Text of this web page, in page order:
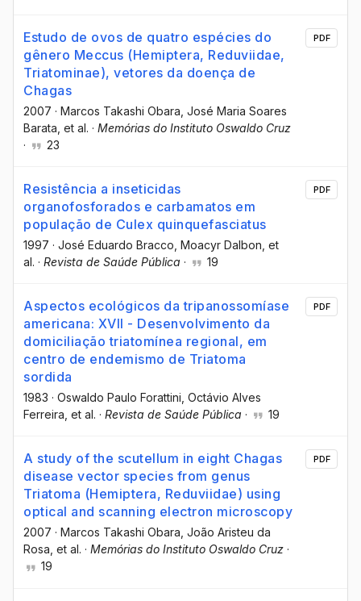
Estudo de ovos de quatro espécies do
gênero Meccus (Hemiptera, Reduviidae,
Triatominae), vetores da doença de
Chagas
2007 · Marcos Takashi Obara , José Maria Soares
Barata , et al. · Memórias do Instituto Oswaldo Cruz
·
23
PDF
Resistência a inseticidas
organofosforados e carbamatos em
população de Culex quinquefasciatus
1997 · José Eduardo Bracco , Moacyr Dalbon , et
al. · Revista de Saúde Pública · 19
PDF
Aspectos ecológicos da tripanossomíase
americana: XVII - Desenvolvimento da
domiciliação triatomínea regional, em
centro de endemismo de Triatoma
sordida
1983 · Oswaldo Paulo Forattini , Octávio Alves
Ferreira , et al. · Revista de Saúde Pública · 19
PDF
A study of the scutellum in eight Chagas
disease vector species from genus
Triatoma (Hemiptera, Reduviidae) using
optical and scanning electron microscopy
2007 · Marcos Takashi Obara, João Aristeu da
Rosa, et al. · Memórias do Instituto Oswaldo Cruz ·
19
PDF